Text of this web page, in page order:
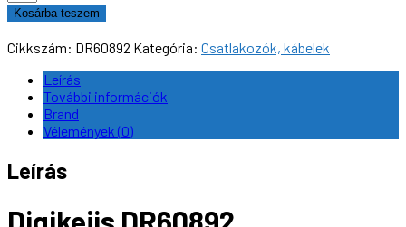
DR60892
LocoNet
/
BUS
BUS
1
m
Kosárba teszem
Cikkszám: DR60892 Kategória: Csatlakozók, kábelek
Leírás
További információk
Brand
Vélemények (0)
Leírás